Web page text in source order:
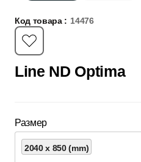
Код товара : 14476
Line ND Optima
Размер
2040 x 850 (mm)